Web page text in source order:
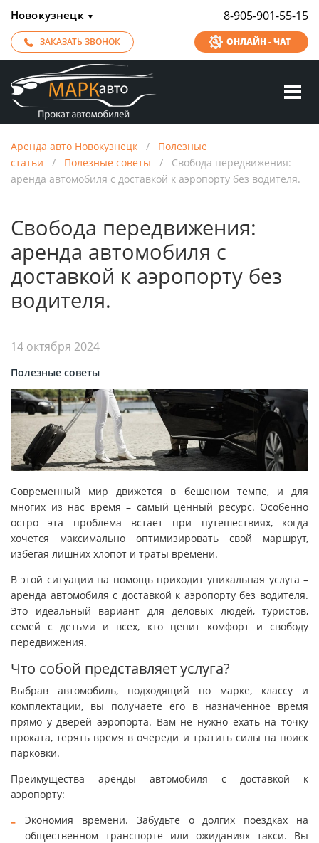
Новокузнецк ▼ 8-905-901-55-15
ЗАКАЗАТЬ ЗВОНОК ОНЛАЙН - ЧАТ
Аренда авто Новокузнецк / Полезные
статьи / Полезные советы / Свобода передвижения:
аренда автомобиля с доставкой к аэропорту без водителя.
Свобода передвижения:
аренда автомобиля с
доставкой к аэропорту без
водителя.
14 октября 2024
Полезные советы
Современный мир движется в бешеном темпе, и для
многих из нас время – самый ценный ресурс. Особенно
остро эта проблема встает при путешествиях, когда
хочется максимально оптимизировать свой маршрут,
избегая лишних хлопот и траты времени.
В этой ситуации на помощь приходит уникальная услуга –
аренда автомобиля с доставкой к аэропорту без водителя.
Это идеальный вариант для деловых людей, туристов,
семей с детьми и всех, кто ценит комфорт и свободу
передвижения.
Что собой представляет услуга?
Выбрав автомобиль, подходящий по марке, классу и
комплектации, вы получаете его в назначенное время
прямо у дверей аэропорта. Вам не нужно ехать на точку
проката, терять время в очереди и тратить силы на поиск
парковки.
Преимущества аренды автомобиля с доставкой к
аэропорту:
Экономия времени. Забудьте о долгих поездках на
общественном транспорте или ожиданиях такси. Вы